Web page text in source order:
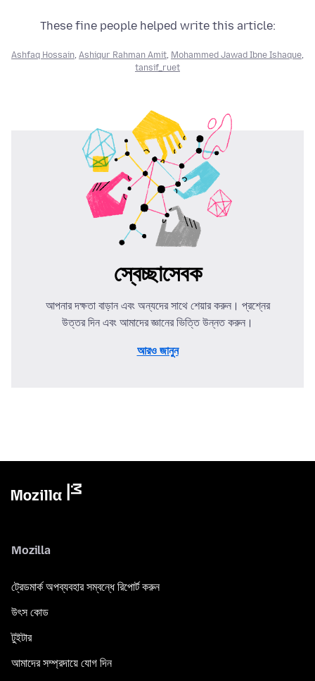
These fine people helped write this article:
Ashfaq Hossain, Ashiqur Rahman Amit, Mohammed Jawad Ibne Ishaque,
tansif_ruet
স্বেচ্ছাসেবক
আপনার দক্ষতা বাড়ান এবং অন্যদের সাথে শেয়ার করুন। প্রশ্নের
উত্তর দিন এবং আমাদের জ্ঞানের ভিত্তি উন্নত করুন।
আরও জানুন
Mozilla
ট্রেডমার্ক অপব্যবহার সম্বন্ধে রিপোর্ট করুন
উৎস কোড
টুইটার
আমাদের সম্প্রদায়ে যোগ দিন